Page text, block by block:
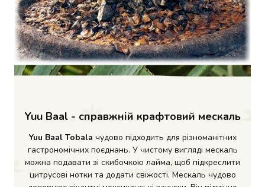
Коржі
для
торта
Гарячі
напої
Кава
Снеки
Сухарики
та
грінки
Горіхи
Yuu Baal - справжній крафтовий мескаль
Yuu Baal Tobala чудово підходить для різноманітних
гастрономічних поєднань. У чистому вигляді мескаль
можна подавати зі скибочкою лайма, щоб підкреслити
цитрусові нотки та додати свіжості. Мескаль чудово